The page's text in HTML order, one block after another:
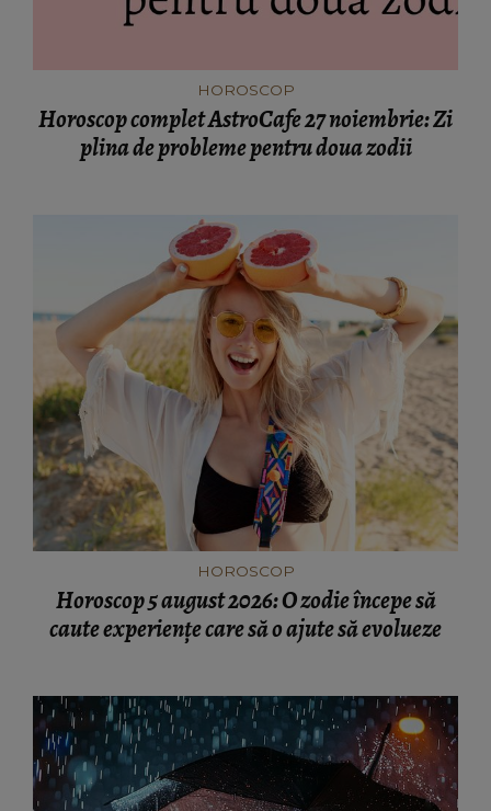
HOROSCOP
Horoscop complet AstroCafe 27 noiembrie: Zi
plina de probleme pentru doua zodii
HOROSCOP
Horoscop 5 august 2026: O zodie începe să
caute experiențe care să o ajute să evolueze